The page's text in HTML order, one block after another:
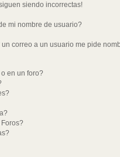
siendo incorrectas!
mi nombre de usuario?
correo a un usuario me pide
en un foro?